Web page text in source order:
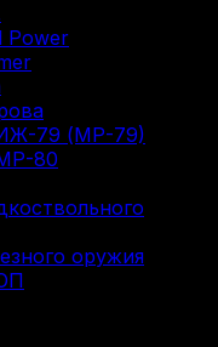
Power
79 (МР-79)
80
оружия